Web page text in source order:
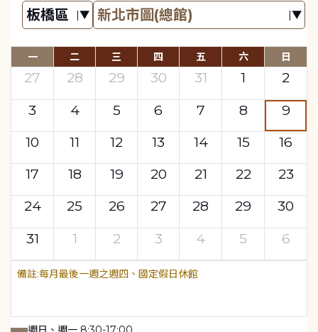
一 二 三 四 五 六 日
27 28 29 30 31 1
2
3
4 5 6 7 8
9
10
11 12 13 14 15
16
17
18 19 20 21 22
23
24
25 26 27 28 29
30
31
1 2 3 4 5 6
每月最後一週之週四、國定假日休館